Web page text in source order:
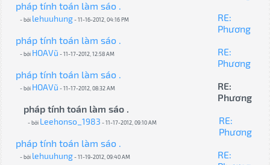
pháp tính toán làm sáo .
- bởi lehuuhung- 11-16-2012, 04:16 PM
RE:
Phương
pháp tính toán làm sáo .
- bởi HOAVũ - 11-17-2012, 12:58 AM
RE:
Phương
pháp tính toán làm sáo .
- bởi HOAVũ - 11-17-2012, 08:32 AM
RE:
Phương
pháp tính toán làm sáo .
- bởi Leehonso_1983 - 11-17-2012, 09:10 AM
RE:
Phương
pháp tính toán làm sáo .
- bởi lehuuhung- 11-19-2012, 09:40 AM
RE: